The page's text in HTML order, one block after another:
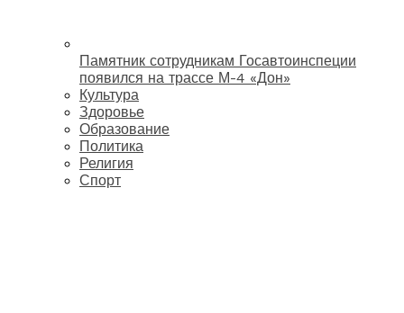
Памятник сотрудникам Госавтоинспеции
появился на трассе М-4 «Дон»
Культура
Здоровье
Образование
Политика
Религия
Спорт